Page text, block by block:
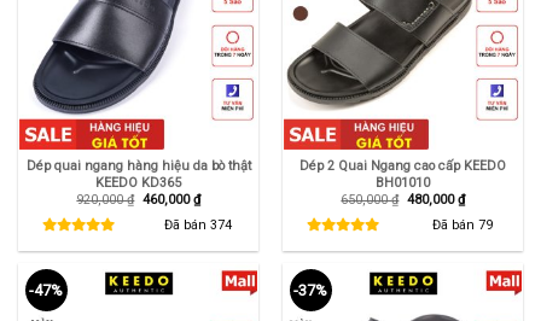
Dép quai ngang hàng hiệu da bò thật
KEEDO KD365
920,000₫ Giá
460,000₫Giá
hiện
tại
Đã bán 374
Dép 2 Quai Ngang cao cấp KEEDO
BH01010
650,000₫ Giá
480,000₫Giá
hiện
tại
Đã bán 79
-47% -37%